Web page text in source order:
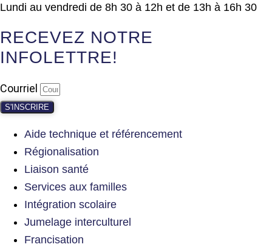
Lundi au vendredi de 8h 30 à 12h et de 13h à 16h 30
RECEVEZ NOTRE
INFOLETTRE!
Courriel
S'INSCRIRE
Aide technique et référencement
Régionalisation
Liaison santé
Services aux familles
Intégration scolaire
Jumelage interculturel
Francisation